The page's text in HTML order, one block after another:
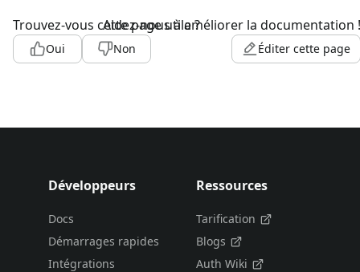
Trouvez-vous cette page utile ?
Oui Non
Aidez-nous à améliorer la documentation !
Éditer cette page
Développeurs
Docs
Démarrages rapides
Intégrations
Ressources
Tarification
Blogs
Auth Wiki